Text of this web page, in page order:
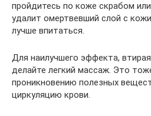
пройдитесь по коже скрабом
удалит омертвевший слой с
лучше впитаться.
Для наилучшего эффекта,
делайте легкий массаж. Это
проникновению полезных
циркуляцию крови.